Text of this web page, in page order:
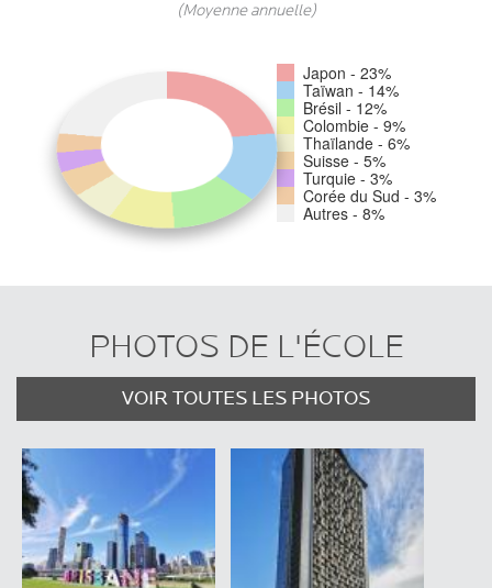
(Moyenne annuelle)
Japon - 23%
Taïwan - 14%
Brésil - 12%
Colombie - 9%
Thaïlande - 6%
Suisse - 5%
Turquie - 3%
Corée du Sud - 3%
Autres - 8%
PHOTOS DE L'ÉCOLE
VOIR TOUTES LES PHOTOS